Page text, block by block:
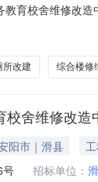
育校舍维修改
称）已由滑发改
工进行公开招标
所改建 综合楼修
舍维修改
阳市｜滑县
号 招标单位：